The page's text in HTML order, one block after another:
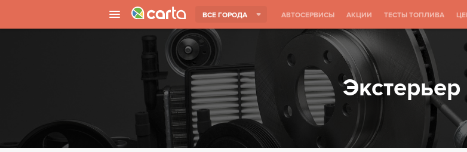
ВСЕ ГОРОДА АВТОСЕРВИСЫ АКЦИИ ТЕСТЫ ТОПЛИВА
Экстерьер